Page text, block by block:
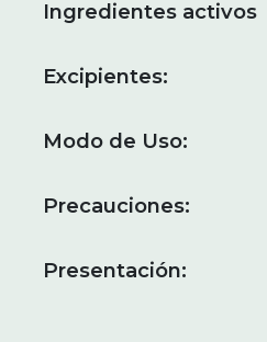
Ingredientes activos
Excipientes:
Modo de Uso:
Precauciones:
Presentación: